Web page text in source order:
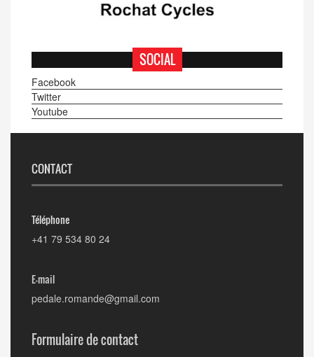
SOCIAL
Facebook
Twitter
Youtube
CONTACT
Téléphone
+41 79 534 80 24
E-mail
pedale.romande@gmail.com
Formulaire de contact